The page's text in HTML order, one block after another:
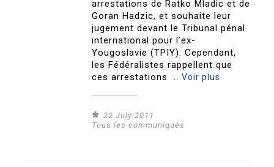
arrestations de Ratko Mladic et de
Goran Hadzic, et souhaite leur
jugement devant le Tribunal pénal
international pour l’ex-
Yougoslavie (TPIY). Cependant,
les Fédéralistes rappellent que
ces arrestations ..Voir plus
22 July 2011
Tous les communiqués